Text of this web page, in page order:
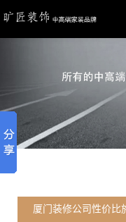
厦门装修公司性价比